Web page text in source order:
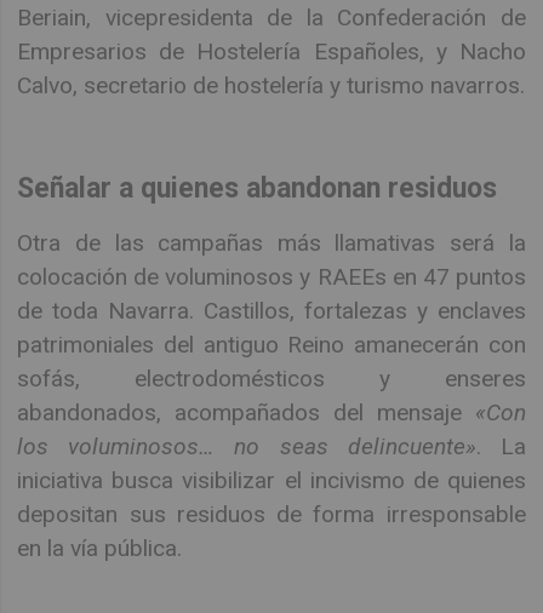
Beriain, vicepresidenta de la Confederación de
Empresarios de Hostelería Españoles, y Nacho
Calvo, secretario de hostelería y turismo navarros.
Señalar a quienes abandonan residuos
Otra de las campañas más llamativas será la
colocación de voluminosos y RAEEs en 47 puntos
de toda Navarra. Castillos, fortalezas y enclaves
patrimoniales del antiguo Reino amanecerán con
sofás, electrodomésticos y enseres
abandonados, acompañados del mensaje «Con
los voluminosos… no seas delincuente». La
iniciativa busca visibilizar el incivismo de quienes
depositan sus residuos de forma irresponsable
en la vía pública.